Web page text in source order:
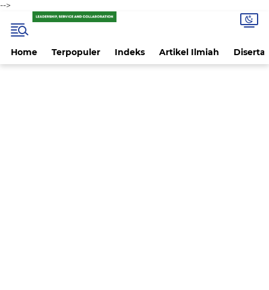
-->
Home Terpopuler Indeks Artikel Ilmiah